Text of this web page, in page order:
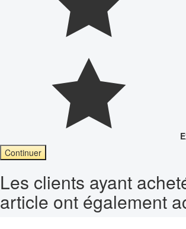
Continuer
Les clients ayant
article ont également